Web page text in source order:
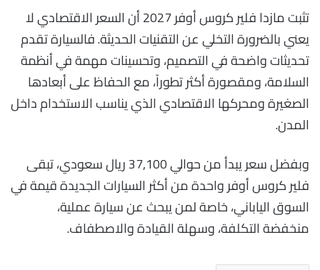
تثبت مازدا فلير كروس أوفر 2027 أن السعر الاقتصادي لا
يعني بالضرورة التخلي عن التقنيات الحديثة. فالسيارة تقدم
تحديثات واضحة في التصميم، وتحسينات مهمة في أنظمة
السلامة، ومقصورة أكثر تطوراً، مع الحفاظ على أبعادها
الصغيرة ومحركها الاقتصادي الذي يناسب الاستخدام داخل
المدن.
وبفضل سعر يبدأ من حوالي 37,100 ريال سعودي، تبقى
فلير كروس أوفر واحدة من أكثر السيارات الجديدة قيمة في
السوق الياباني، خاصة لمن يبحث عن سيارة عملية،
منخفضة التكلفة، وسهلة القيادة والاصطفاف.